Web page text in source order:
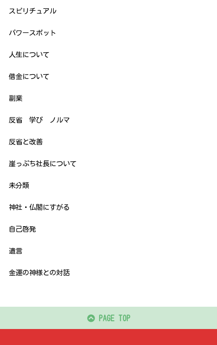
スピリチュアル
パワースポット
人生について
借金について
副業
反省 学び ノルマ
反省と改善
崖っぷち社長について
未分類
神社・仏閣にすがる
自己啓発
遺言
金運の神様との対話
PAGE TOP